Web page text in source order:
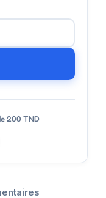
200 TND